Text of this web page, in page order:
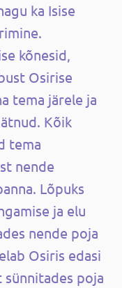
ka Isise
kõnesid,
Osirise
tema järele ja
Kõik
tema
nende
Lõpuks
ja elu
nende poja
Osiris edasi
sünnitades poja